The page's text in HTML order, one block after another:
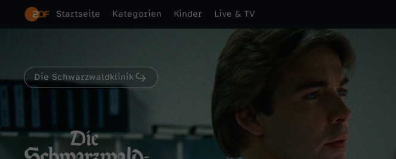
Startseite Kategorien Kinder Live & TV
Die Schwarzwaldklinik